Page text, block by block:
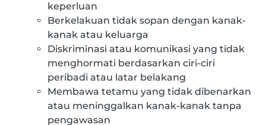
keperluan
Berkelakuan tidak sopan dengan kanak-
kanak atau keluarga
Diskriminasi atau komunikasi yang tidak
menghormati berdasarkan ciri-ciri
peribadi atau latar belakang
Membawa tetamu yang tidak dibenarkan
atau meninggalkan kanak-kanak tanpa
pengawasan